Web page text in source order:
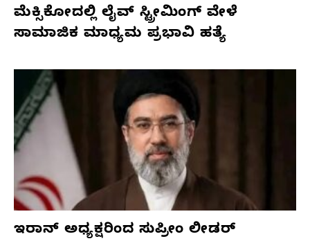
ಮೆಕ್ಸಿಕೋದಲ್ಲಿ ಲೈವ್ ಸ್ಟ್ರೀಮಿಂಗ್ ವೇಳೆ
ಸಾಮಾಜಿಕ ಮಾಧ್ಯಮ ಪ್ರಭಾವಿ ಹತ್ಯೆ
ಇರಾನ್ ಅಧ್ಯಕ್ಷರಿಂದ ಸುಪ್ರೀಂ ಲೀಡರ್